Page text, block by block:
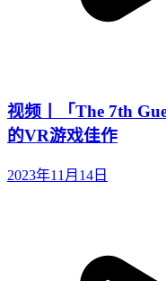
视频丨「The 7th
的VR游戏佳作
2023年11月14日